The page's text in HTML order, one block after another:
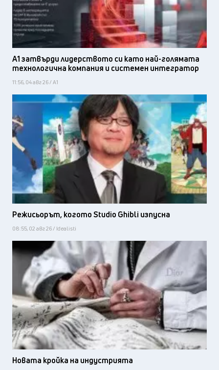
А1 затвърди лидерството си като най-голямата
технологична компания и системен интегратор
11:56, 04 авг 26 / А1
Режисьорът, когото Studio Ghibli изпусна
08:55, 02 авг 26 / Idealisti
Новата кройка на индустрията